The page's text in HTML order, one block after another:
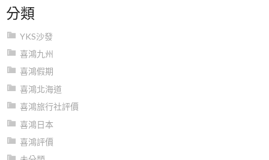
分類
YKS沙發
喜鴻九州
喜鴻假期
喜鴻北海道
喜鴻旅行社評價
喜鴻日本
喜鴻評價